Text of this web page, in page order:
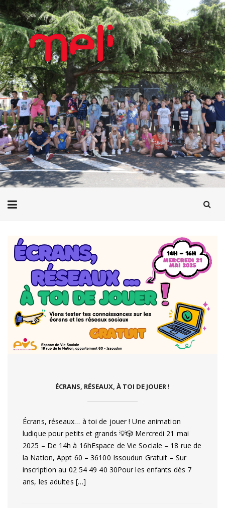
ÉCRANS, RÉSEAUX, À TOI DE JOUER !
Écrans, réseaux… à toi de jouer ! Une animation
ludique pour petits et grands 💡🎲 Mercredi 21 mai
2025 – De 14h à 16hEspace de Vie Sociale – 18 rue de
la Nation, Appt 60 – 36100 Issoudun Gratuit – Sur
inscription au 02 54 49 40 30Pour les enfants dès 7
ans, les adultes […]